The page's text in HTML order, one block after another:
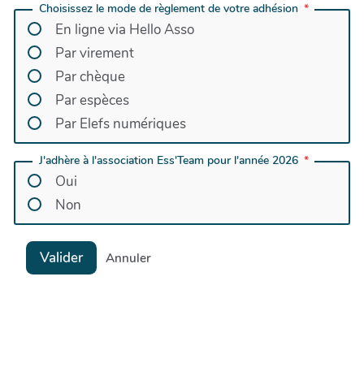
Choisissez le mode de règlement de votre adhésion
En ligne via Hello Asso
Par virement
Par chèque
Par espèces
Par Elefs numériques
J'adhère à l'association Ess'Team pour l'année 2026
Oui
Non
Valider Annuler